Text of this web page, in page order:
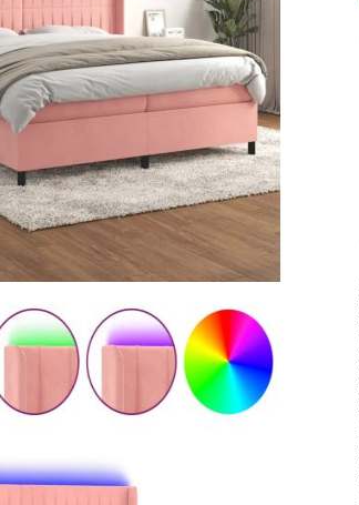
Подложки за фитнес уреди
Лостове за набиране
Силови кули
Йога и пилатес